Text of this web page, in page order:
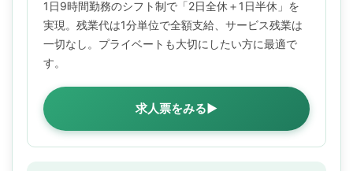
1日9時間勤務のシフト制で「2日全休＋1日半休」を
実現。残業代は1分単位で全額支給、サービス残業は
一切なし。プライベートも大切にしたい方に最適で
す。
求人票をみる▶